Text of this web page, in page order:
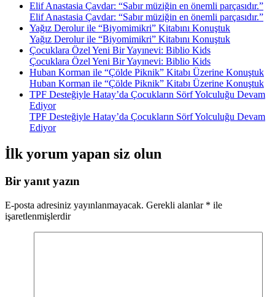
Elif Anastasia Çavdar: “Sabır müziğin en önemli parçasıdır.”
Elif Anastasia Çavdar: “Sabır müziğin en önemli parçasıdır.”
Yağız Derolur ile “Biyomimikri” Kitabını Konuştuk
Yağız Derolur ile “Biyomimikri” Kitabını Konuştuk
Çocuklara Özel Yeni Bir Yayınevi: Biblio Kids
Çocuklara Özel Yeni Bir Yayınevi: Biblio Kids
Huban Korman ile “Çölde Piknik” Kitabı Üzerine Konuştuk
Huban Korman ile “Çölde Piknik” Kitabı Üzerine Konuştuk
TPF Desteğiyle Hatay’da Çocukların Sörf Yolculuğu Devam
Ediyor
TPF Desteğiyle Hatay’da Çocukların Sörf Yolculuğu Devam
Ediyor
İlk yorum yapan siz olun
Bir yanıt yazın
E-posta adresiniz yayınlanmayacak. Gerekli alanlar * ile
işaretlenmişlerdir